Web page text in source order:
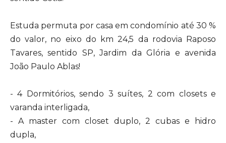
Estuda permuta por casa em condomínio até 30 %
do valor, no eixo do km 24,5 da rodovia Raposo
Tavares, sentido SP, Jardim da Glória e avenida
João Paulo Ablas!
- 4 Dormitórios, sendo 3 suítes, 2 com closets e
varanda interligada,
- A master com closet duplo, 2 cubas e hidro
dupla,